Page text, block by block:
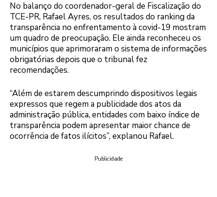
No balanço do coordenador-geral de Fiscalização do
TCE-PR, Rafael Ayres, os resultados do ranking da
transparência no enfrentamento à covid-19 mostram
um quadro de preocupação. Ele ainda reconheceu os
municípios que aprimoraram o sistema de informações
obrigatórias depois que o tribunal fez
recomendações.
“Além de estarem descumprindo dispositivos legais
expressos que regem a publicidade dos atos da
administração pública, entidades com baixo índice de
transparência podem apresentar maior chance de
ocorrência de fatos ilícitos”, explanou Rafael.
Publicidade